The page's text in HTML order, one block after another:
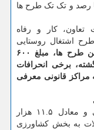
رصد و تک تک طرح ها
تعاون، کار و رفاه
به تازگی از انحراف منابع ۴۸۰۰ طرح اشتغال روستایی
شناسایی این طرح ها، مبلغ ۶۰۰
برخی انحرافات
مراکز قانونی معرفی
تابحال ۶۷ درصد تسهیلات اشتغال روستایی و معادل ۱۱.۵ هزار
به بخش کشاورزی